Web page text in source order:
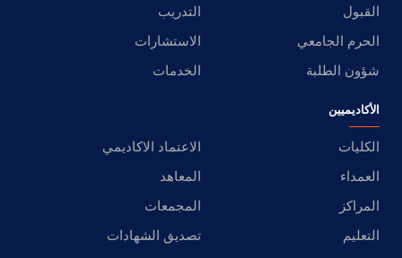
القبول
التدريب
الحرم الجامعي
الاستشارات
شؤون الطلبة
الخدمات
الأكاديميين
الكليات
الاعتماد الاكاديمي
العمداء
المعاهد
المراكز
المجمعات
التعليم
تصديق الشهادات